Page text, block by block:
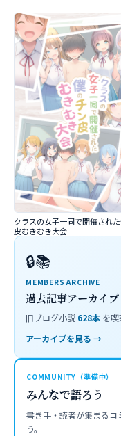
クラスの女子一同で開催され
皮むきむき大会
🔒📚
MEMBERS ARCHIVE
過去記事アーカイブ
旧ブログ小説 628本 を
アーカイブを見る →
COMMUNITY（準備中）
みんなで語ろう
書き手・読者が集まるコ
う。